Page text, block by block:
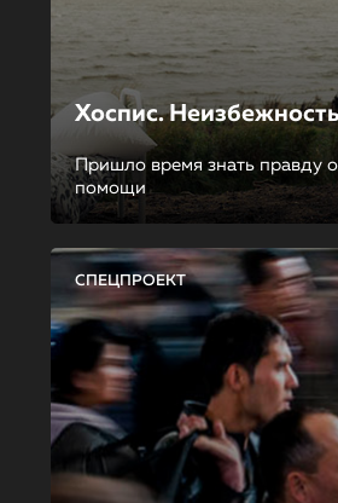
Хоспис.
Пришло время знать правду
помощи
СПЕЦПРОЕКТ